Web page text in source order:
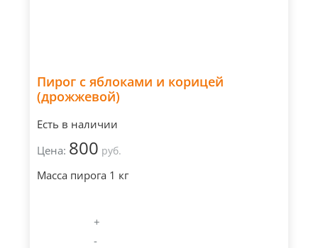
Пирог с яблоками и корицей
(дрожжевой)
Есть в наличии
Цена: 800 руб.
Масса пирога 1 кг
+
-